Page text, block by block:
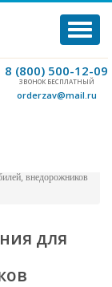
8 (800) 500-12-09
ЗВОНОК БЕСПЛАТНЫЙ
orderzav@mail.ru
внедорожников
для